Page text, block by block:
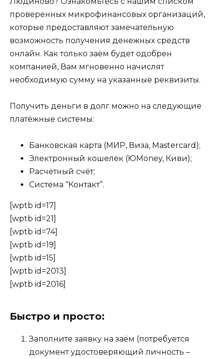
проверенных микрофинансовых организаций,
которые предоставляют замечательную
возможность получения денежных средств
онлайн. Как только заём будет одобрен
компанией, Вам мгновенно начислят
необходимую сумму на указанные реквизиты.
Получить деньги в долг можно на следующие
платёжные системы:
Банковская карта (МИР, Виза, Mastercard);
Электронный кошелёк (ЮMoney, Киви);
Расчётный счёт;
Система “Контакт”.
[wptb id=17]
[wptb id=21]
[wptb id=74]
[wptb id=19]
[wptb id=15]
[wptb id=2013]
[wptb id=2016]
Быстро и просто:
Заполните заявку на заём (потребуется
документ удостоверяющий личность –